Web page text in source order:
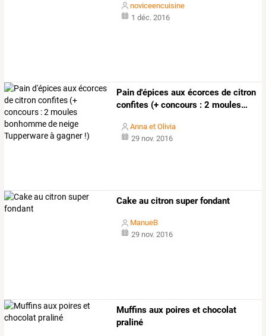
noviceencuisine
1 déc. 2016
Pain d'épices aux écorces de citron
confites (+ concours : 2 moules…
Anna et Olivia
29 nov. 2016
Cake au citron super fondant
ManueB
29 nov. 2016
Muffins aux poires et chocolat
praliné